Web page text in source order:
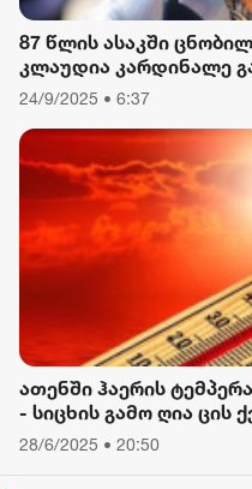
87 წლის ასაკში
კლაუდია კარდინალე
24/9/2025 • 6:37
ათენში ჰაერის
- სიცხის გამო ღია ცის
28/6/2025 • 20:50